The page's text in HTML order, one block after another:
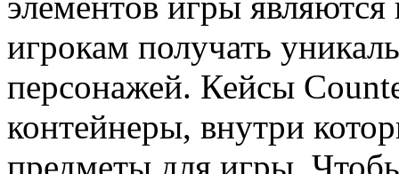
игрокам получать
персонажей. Кейсы
контейнеры, внутри
предметы для игры.